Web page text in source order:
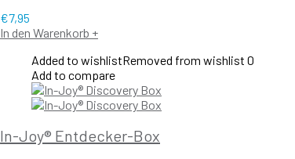
€7,95
In den Warenkorb +
Added to wishlistRemoved from wishlist 0
Add to compare
In-Joy® Entdecker-Box